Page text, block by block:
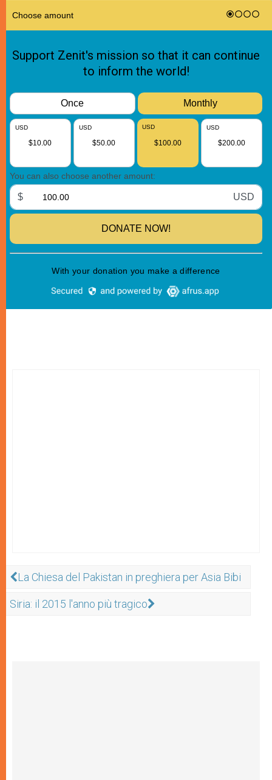
La Chiesa del Pakistan in preghiera per Asia Bibi
Siria: il 2015 l'anno più tragico